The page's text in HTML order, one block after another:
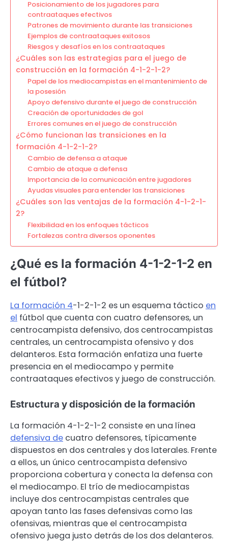
Posicionamiento de los jugadores para
contraataques efectivos
Patrones de movimiento durante las transiciones
Ejemplos de contraataques exitosos
Riesgos y desafíos en los contraataques
¿Cuáles son las estrategias para el juego de
construcción en la formación 4-1-2-1-2?
Papel de los mediocampistas en el mantenimiento de
la posesión
Apoyo defensivo durante el juego de construcción
Creación de oportunidades de gol
Errores comunes en el juego de construcción
¿Cómo funcionan las transiciones en la
formación 4-1-2-1-2?
Cambio de defensa a ataque
Cambio de ataque a defensa
Importancia de la comunicación entre jugadores
Ayudas visuales para entender las transiciones
¿Cuáles son las ventajas de la formación 4-1-2-1-
2?
Flexibilidad en los enfoques tácticos
Fortalezas contra diversos oponentes
¿Qué es la formación 4-1-2-1-2 en
el fútbol?
La formación 4-1-2-1-2 es un esquema táctico en
el fútbol que cuenta con cuatro defensores, un
centrocampista defensivo, dos centrocampistas
centrales, un centrocampista ofensivo y dos
delanteros. Esta formación enfatiza una fuerte
presencia en el mediocampo y permite
contraataques efectivos y juego de construcción.
Estructura y disposición de la formación
La formación 4-1-2-1-2 consiste en una línea
defensiva de cuatro defensores, típicamente
dispuestos en dos centrales y dos laterales. Frente
a ellos, un único centrocampista defensivo
proporciona cobertura y conecta la defensa con
el mediocampo. El trío de mediocampistas
incluye dos centrocampistas centrales que
apoyan tanto las fases defensivas como las
ofensivas, mientras que el centrocampista
ofensivo juega justo detrás de los dos delanteros.